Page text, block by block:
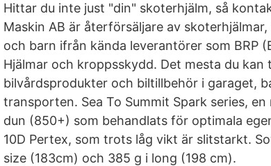
Hittar du inte just "din" skoterhjälm, så
Maskin AB är återförsäljare av
och barn ifrån kända leverantörer som BRP
Hjälmar och kroppsskydd. Det mesta du
bilvårdsprodukter och biltillbehör i garaget,
transporten. Sea To Summit Spark series,
dun (850+) som behandlats för optimala
10D Pertex, som trots låg vikt är slitstarkt.
size (183cm) och 385 g i long (198 cm).